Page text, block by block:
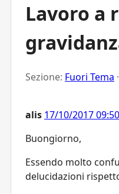
Lavoro a
Sezione: Fuori Tema
alis 17/10/2017 09:50
Buongiorno,
Essendo molto
delucidazioni